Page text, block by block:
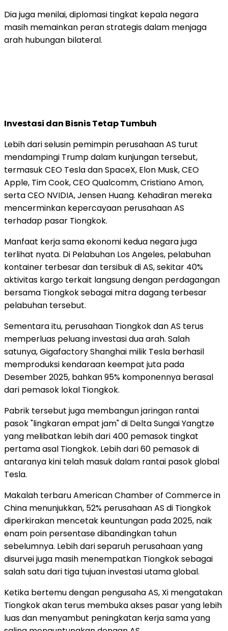
Dia juga menilai, diplomasi tingkat kepala negara
masih memainkan peran strategis dalam menjaga
arah hubungan bilateral.
Investasi dan Bisnis Tetap Tumbuh
Lebih dari selusin pemimpin perusahaan AS turut
mendampingi Trump dalam kunjungan tersebut,
termasuk CEO Tesla dan SpaceX, Elon Musk, CEO
Apple, Tim Cook, CEO Qualcomm, Cristiano Amon,
serta CEO NVIDIA, Jensen Huang. Kehadiran mereka
mencerminkan kepercayaan perusahaan AS
terhadap pasar Tiongkok.
Manfaat kerja sama ekonomi kedua negara juga
terlihat nyata. Di Pelabuhan Los Angeles, pelabuhan
kontainer terbesar dan tersibuk di AS, sekitar 40%
aktivitas kargo terkait langsung dengan perdagangan
bersama Tiongkok sebagai mitra dagang terbesar
pelabuhan tersebut.
Sementara itu, perusahaan Tiongkok dan AS terus
memperluas peluang investasi dua arah. Salah
satunya, Gigafactory Shanghai milik Tesla berhasil
memproduksi kendaraan keempat juta pada
Desember 2025, bahkan 95% komponennya berasal
dari pemasok lokal Tiongkok.
Pabrik tersebut juga membangun jaringan rantai
pasok "lingkaran empat jam" di Delta Sungai Yangtze
yang melibatkan lebih dari 400 pemasok tingkat
pertama asal Tiongkok. Lebih dari 60 pemasok di
antaranya kini telah masuk dalam rantai pasok global
Tesla.
Makalah terbaru American Chamber of Commerce in
China menunjukkan, 52% perusahaan AS di Tiongkok
diperkirakan mencetak keuntungan pada 2025, naik
enam poin persentase dibandingkan tahun
sebelumnya. Lebih dari separuh perusahaan yang
disurvei juga masih menempatkan Tiongkok sebagai
salah satu dari tiga tujuan investasi utama global.
Ketika bertemu dengan pengusaha AS, Xi mengatakan
Tiongkok akan terus membuka akses pasar yang lebih
luas dan menyambut peningkatan kerja sama yang